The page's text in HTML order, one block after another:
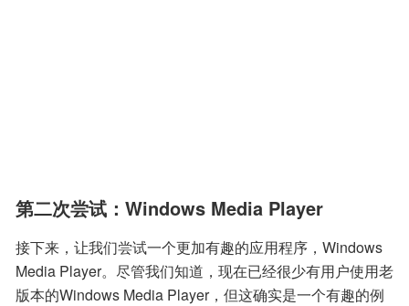
第二次尝试：Windows Media Player
接下来，让我们尝试一个更加有趣的应用程序，Windows
Media Player。尽管我们知道，现在已经很少有用户使用老
版本的Windows Media Player，但这确实是一个有趣的例